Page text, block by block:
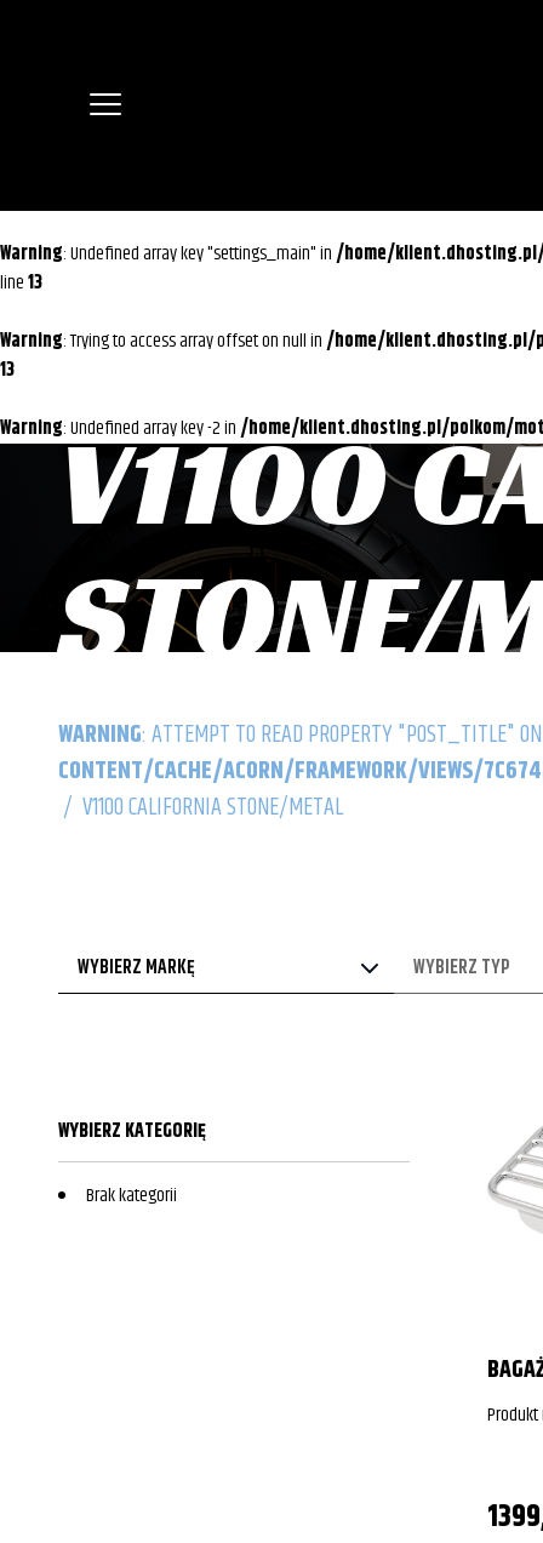
Warning : Undefined array key "settings_main" in/home/
line13
Warning : Trying to access array offset on null in/home/klient.dhosting.pl/
13
Warning : Undefined array key -2 in/home/klient.dhosting.pl/polkom/
V1100
STONE/
WARNING : ATTEMPT TO READ PROPERTY "POST_TITLE"
CONTENT/CACHE/ACORN/FRAMEWORK/VIEWS/
/ V1100 CALIFORNIA STONE/METAL
WYBIERZ MARKĘ WYBIERZ TYP
WYBIERZ KATEGORIĘ
Brak kategorii